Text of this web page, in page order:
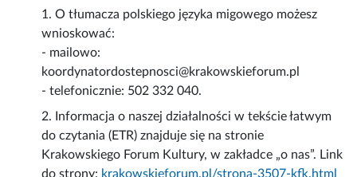
1. O tłumacza polskiego języka migowego możesz
wnioskować:
- mailowo:
koordynatordostepnosci@krakowskieforum.pl
- telefonicznie: 502 332 040.
2. Informacja o naszej działalności w tekście łatwym
do czytania (ETR) znajduje się na stronie
Krakowskiego Forum Kultury, w zakładce „o nas”. Link
do strony: krakowskieforum.pl/strona-3507-kfk.html